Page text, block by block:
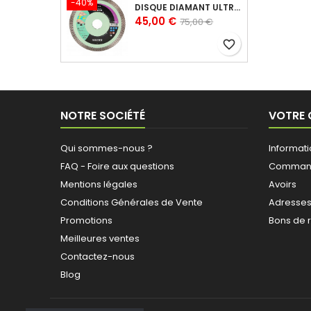
DISQUE DIAMANT ULTRA CERAM POUR CÉRAMIQUE 125X10X22,23 MM
Prix
45,00 € Prix
75,00 €
favorite_border
NOTRE SOCIÉTÉ
Qui sommes-nous ?
FAQ - Foire aux questions
Mentions légales
Conditions Générales de Vente
Promotions
Meilleures ventes
Contactez-nous
Blog
VOTRE
Avoirs
Adresses
Bons de